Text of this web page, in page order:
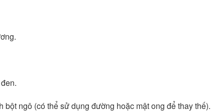
bột ngô (có thể sử dụng đường hoặc mật ong để thay thế).